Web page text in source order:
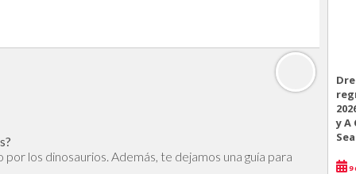
los dinosaurios. Además, te dejamos una guía para
y A
9